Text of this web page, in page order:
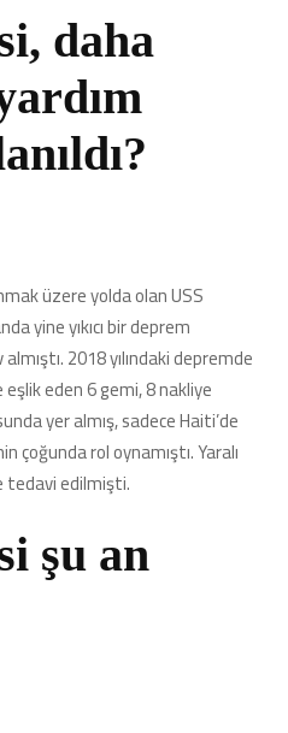
daha
üzere yolda olanUSS
yine yıkıcı bir deprem
2018 yılındaki depremde
eden 6 gemi, 8 nakliye
yer almış, sadece Haiti’de
rol oynamıştı. Yaralı
tedavi edilmişti.
şu an